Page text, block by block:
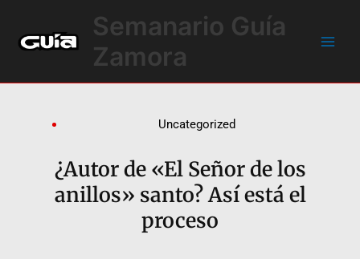
contenido
Semanario Guía
Zamora
Uncategorized
¿Autor de «El Señor de los
anillos» santo? Así está el
proceso